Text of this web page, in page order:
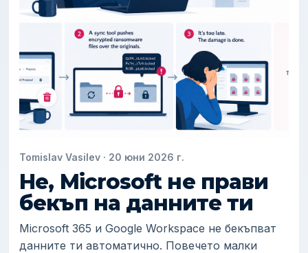
Tomislav Vasilev · 20 юни 2026 г.
Не, Microsoft не прави
бекъп на данните ти
Microsoft 365 и Google Workspace не бекъпват
данните ти автоматично. Повечето малки